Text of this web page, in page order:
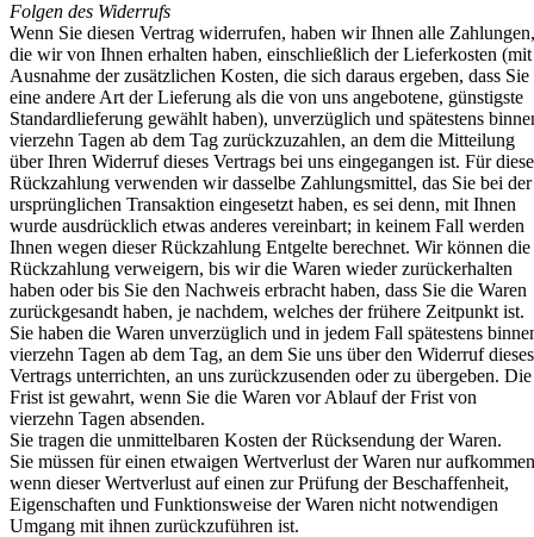
Folgen des Widerrufs
Wenn Sie diesen Vertrag widerrufen, haben wir Ihnen alle Zahlungen,
die wir von Ihnen erhalten haben, einschließlich der Lieferkosten (mit
Ausnahme der zusätzlichen Kosten, die sich daraus ergeben, dass Sie
eine andere Art der Lieferung als die von uns angebotene, günstigste
Standardlieferung gewählt haben), unverzüglich und spätestens
vierzehn Tagen ab dem Tag zurückzuzahlen, an dem die Mitteilung
über Ihren Widerruf dieses Vertrags bei uns eingegangen ist. Für diese
Rückzahlung verwenden wir dasselbe Zahlungsmittel, das Sie bei der
ursprünglichen Transaktion eingesetzt haben, es sei denn, mit Ihnen
wurde ausdrücklich etwas anderes vereinbart; in keinem Fall werden
Ihnen wegen dieser Rückzahlung Entgelte berechnet. Wir können die
Rückzahlung verweigern, bis wir die Waren wieder zurückerhalten
haben oder bis Sie den Nachweis erbracht haben, dass Sie die Waren
zurückgesandt haben, je nachdem, welches der frühere Zeitpunkt ist.
Sie haben die Waren unverzüglich und in jedem Fall spätestens
vierzehn Tagen ab dem Tag, an dem Sie uns über den Widerruf dieses
Vertrags unterrichten, an uns zurückzusenden oder zu übergeben. Die
Frist ist gewahrt, wenn Sie die Waren vor Ablauf der Frist von
vierzehn Tagen absenden.
Sie tragen die unmittelbaren Kosten der Rücksendung der Waren.
Sie müssen für einen etwaigen Wertverlust der Waren nur
wenn dieser Wertverlust auf einen zur Prüfung der Beschaffenheit,
Eigenschaften und Funktionsweise der Waren nicht notwendigen
Umgang mit ihnen zurückzuführen ist.